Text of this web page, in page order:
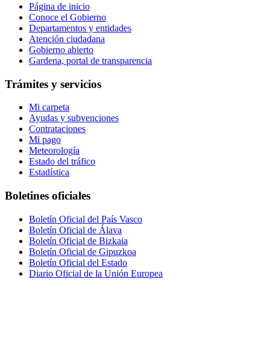
Página de inicio
Conoce el Gobierno
Departamentos y entidades
Atención ciudadana
Gobierno abierto
Gardena, portal de transparencia
Trámites y servicios
Mi carpeta
Ayudas y subvenciones
Contrataciones
Mi pago
Meteorología
Estado del tráfico
Estadística
Boletines oficiales
Boletín Oficial del País Vasco
Boletín Oficial de Álava
Boletín Oficial de Bizkaia
Boletín Oficial de Gipuzkoa
Boletín Oficial del Estado
Diario Oficial de la Unión Europea